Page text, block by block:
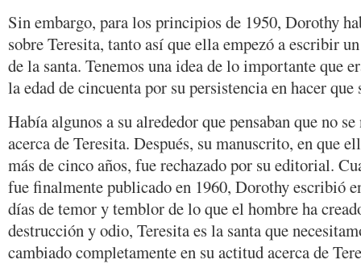
Sin embargo, para los principios de 1950, Dorothy
sobre Teresita, tanto así que ella empezó a escribir
de la santa. Tenemos una idea de lo importante que
la edad de cincuenta por su persistencia en hacer
Había algunos a su alrededor que pensaban que no
acerca de Teresita. Después, su manuscrito, en que
más de cinco años, fue rechazado por su editorial.
fue finalmente publicado en 1960, Dorothy escribió
días de temor y temblor de lo que el hombre ha
destrucción y odio, Teresita es la santa que
cambiado completamente en su actitud acerca de